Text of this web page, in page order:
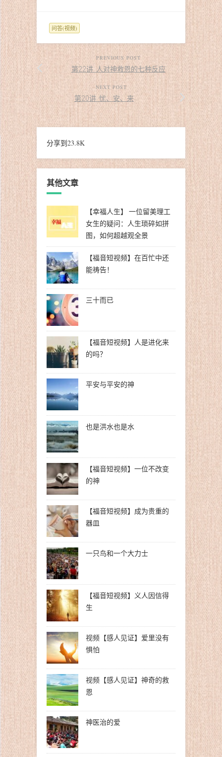
问答(视频)
PREVIOUS POST
第22讲 人对神救恩的七种反应
NEXT POST
第20讲 忧、安、来
分享到23.8K
其他文章
【幸福人生】 一位留美理工
女生的疑问：人生琐碎如拼
图，如何超越观全景
【福音短视频】在百忙中还
能祷告！
三十而已
【福音短视频】人是进化来
的吗？
平安与平安的神
也是洪水也是水
【福音短视频】一位不改变
的神
【福音短视频】成为贵重的
器皿
一只鸟和一个大力士
【福音短视频】义人因信得
生
视频【感人见证】爱里没有
惧怕
视频【感人见证】神奇的救
恩
神医治的爱